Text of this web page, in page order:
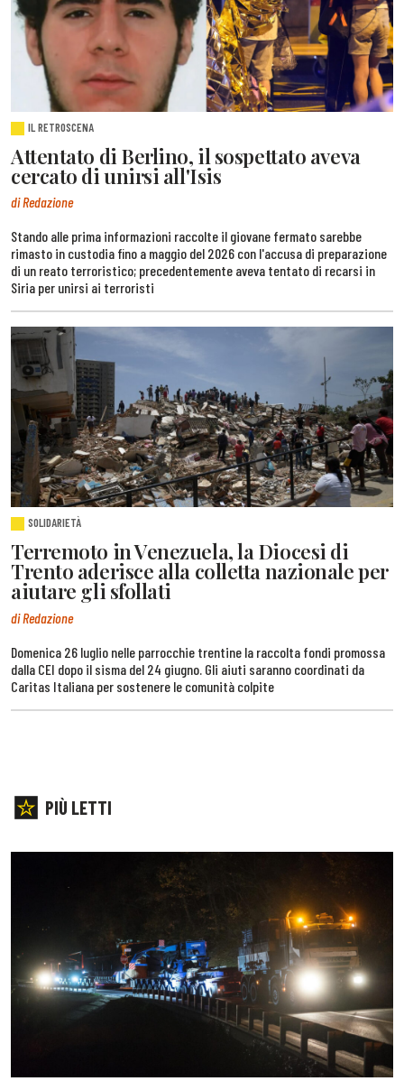
IL RETROSCENA
Attentato di Berlino, il sospettato aveva
cercato di unirsi all'Isis
di Redazione
Stando alle prima informazioni raccolte il giovane fermato sarebbe
rimasto in custodia fino a maggio del 2026 con l'accusa di preparazione
di un reato terroristico; precedentemente aveva tentato di recarsi in
Siria per unirsi ai terroristi
SOLIDARIETÀ
Terremoto in Venezuela, la Diocesi di
Trento aderisce alla colletta nazionale per
aiutare gli sfollati
di Redazione
Domenica 26 luglio nelle parrocchie trentine la raccolta fondi promossa
dalla CEI dopo il sisma del 24 giugno. Gli aiuti saranno coordinati da
Caritas Italiana per sostenere le comunità colpite
PIÙ LETTI